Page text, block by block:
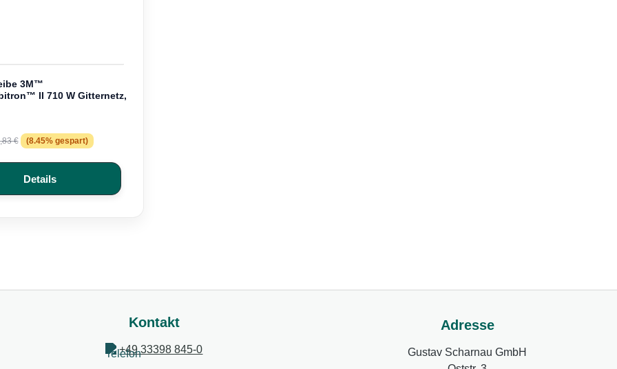
3M™
II 710 W Gitternetz,
Preis:
€ (8.45% gespart)
Details
Kontakt
+49 33398 845-0
Adresse
Gustav Scharnau GmbH